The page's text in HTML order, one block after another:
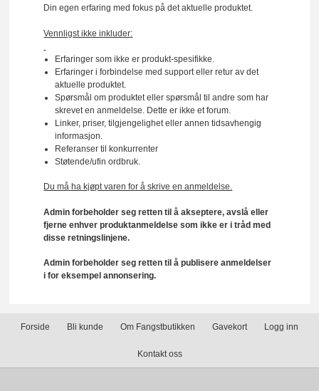
Din egen erfaring med fokus på det aktuelle produktet.
Vennligst ikke inkluder:
Erfaringer som ikke er produkt-spesifikke.
Erfaringer i forbindelse med support eller retur av det
aktuelle produktet.
Spørsmål om produktet eller spørsmål til andre som har
skrevet en anmeldelse. Dette er ikke et forum.
Linker, priser, tilgjengelighet eller annen tidsavhengig
informasjon.
Referanser til konkurrenter
Støtende/ufin ordbruk.
Du må ha kjøpt varen for å skrive en anmeldelse.
Admin forbeholder seg retten til å akseptere, avslå eller
fjerne enhver produktanmeldelse som ikke er i tråd med
disse retningslinjene.
Admin forbeholder seg retten til å publisere anmeldelser
i for eksempel annonsering.
Forside Bli kunde Om Fangstbutikken Gavekort Logg inn
Kontakt oss